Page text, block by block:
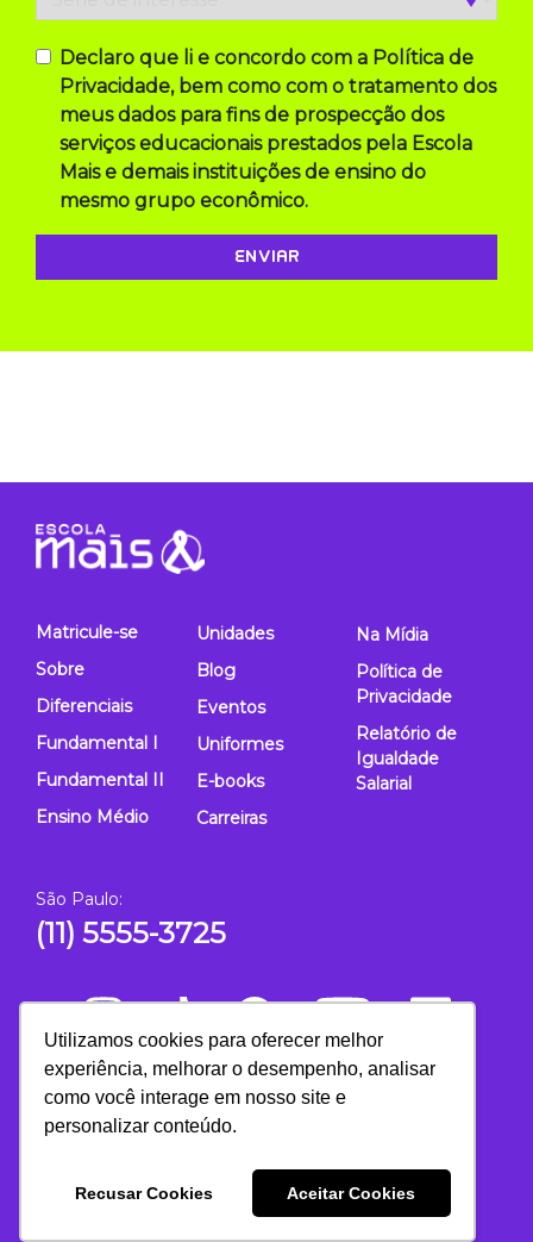
Utilizamos cookies para oferecer melhor
experiência, melhorar o desempenho, analisar
como você interage em nosso site e
personalizar conteúdo.
Recusar Cookies Aceitar Cookies
Declaro que li e concordo com a Política de
Privacidade, bem como com o tratamento dos
meus dados para fins de prospecção dos
serviços educacionais prestados pela Escola
Mais e demais instituições de ensino do
mesmo grupo econômico.
Matricule-se
Sobre
Diferenciais
Fundamental I
Fundamental II
Ensino Médio
Unidades
Blog
Eventos
Uniformes
E-books
Carreiras
Na Mídia
Política de
Privacidade
Relatório de
Igualdade
Salarial
São Paulo:
(11) 5555-3725
2026 - Todos os direitos reservados